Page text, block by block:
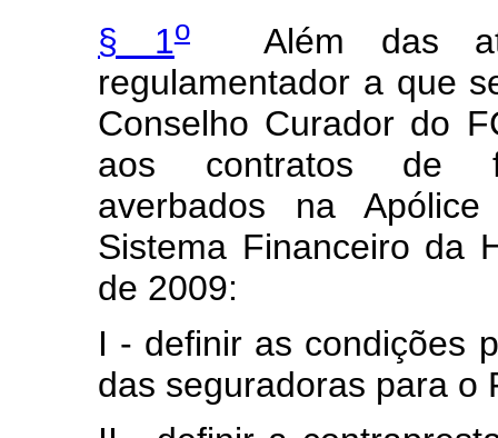
§ 1oAlém das
regulamentador a que
Conselho Curador do
aos contratos de
averbados na
Sistema Financeiro da
de 2009:
I - definir as condições
das seguradoras para o